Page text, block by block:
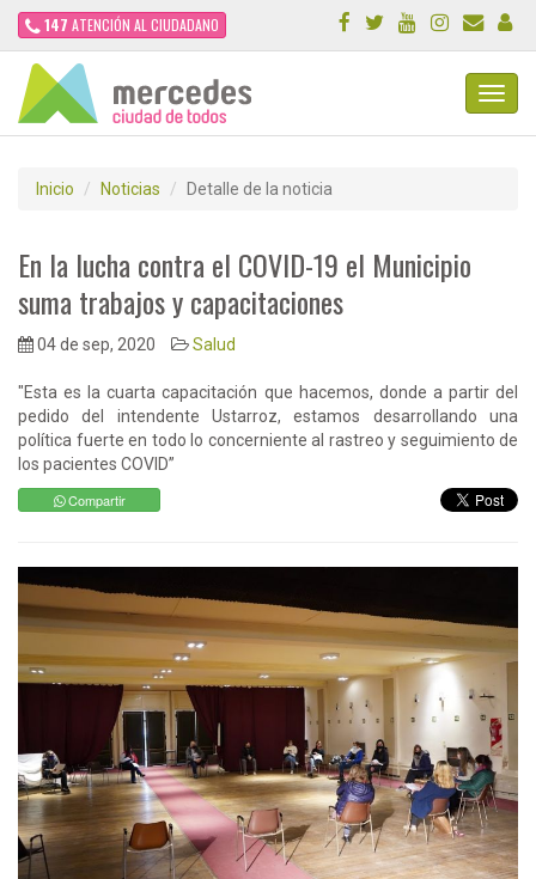
147 ATENCIÓN AL CIUDADANO
Inicio Noticias Detalle de la noticia
En la lucha contra el COVID-19 el Municipio
suma trabajos y capacitaciones
04 de sep, 2020 Salud
"Esta es la cuarta capacitación que hacemos, donde a partir del
pedido del intendente Ustarroz, estamos desarrollando una
política fuerte en todo lo concerniente al rastreo y seguimiento de
los pacientes COVID”
Compartir